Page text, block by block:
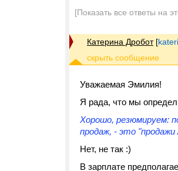
[Показать все ответы на
Катерина Дробот [
Уважаемая Эмилия!
Я рада, что мы
Хорошо, резюмируем:
продаж, - это
Нет, не так :)
В зарплате